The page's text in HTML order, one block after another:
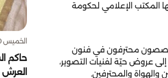
المكتب الإعلامي لحكومة
يقدمها متخصصون محترفون في فنون
إلى عروض حيّة لفنيات التصوير،
الخميس 30 يوليو 2026
حاكم
العرش